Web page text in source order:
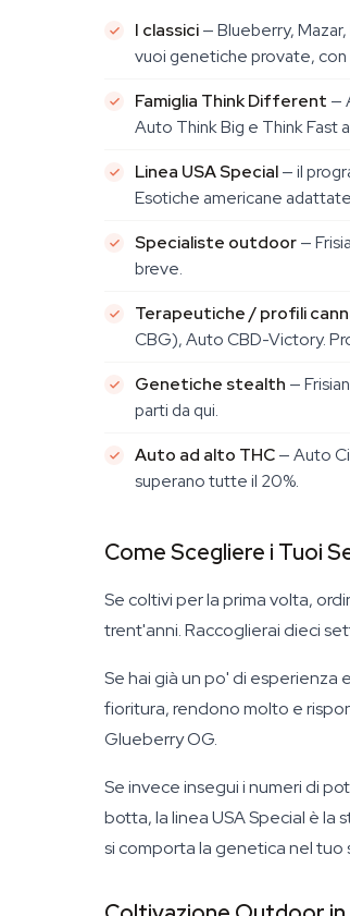
I classici— Blueberry,
vuoi genetiche provate,
Famiglia Think Different —
Auto Think Big e Think Fast
Linea USA Special— il
Esotiche americane
Specialiste outdoor—
breve.
Terapeutiche / profili
CBG), Auto CBD-Victory.
Genetiche stealth —
parti da qui.
Auto ad alto THC— Auto
superano tutte il 20%.
Come Scegliere i Tuoi
Se coltivi per la prima volta,
trent'anni. Raccoglierai dieci
Se hai già un po' di
fioritura, rendono molto e
Glueberry OG.
Se invece insegui i numeri di
botta, la linea USA Special è la
si comporta la genetica nel tuo